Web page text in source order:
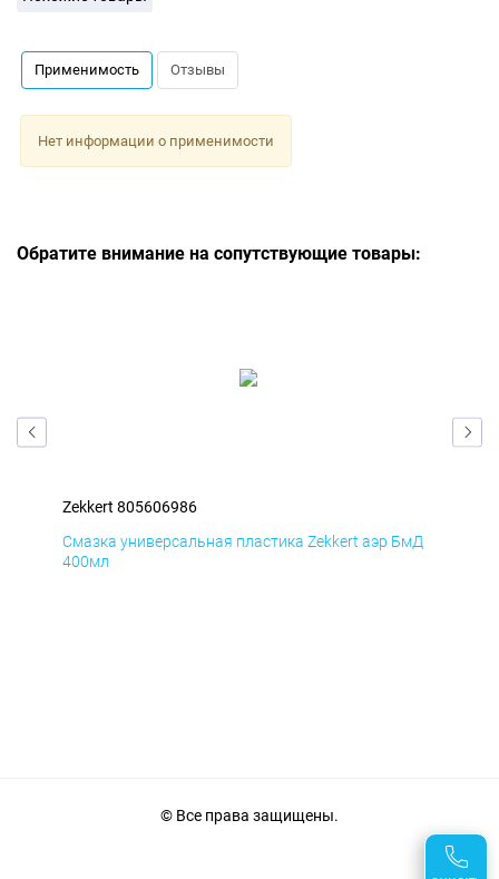
Применимость Отзывы
Нет информации о применимости
Обратите внимание на сопутствующие товары:
Zekkert 805606986
Смазка универсальная пластика Zekkert аэр БмД
400мл
© Все права защищены.